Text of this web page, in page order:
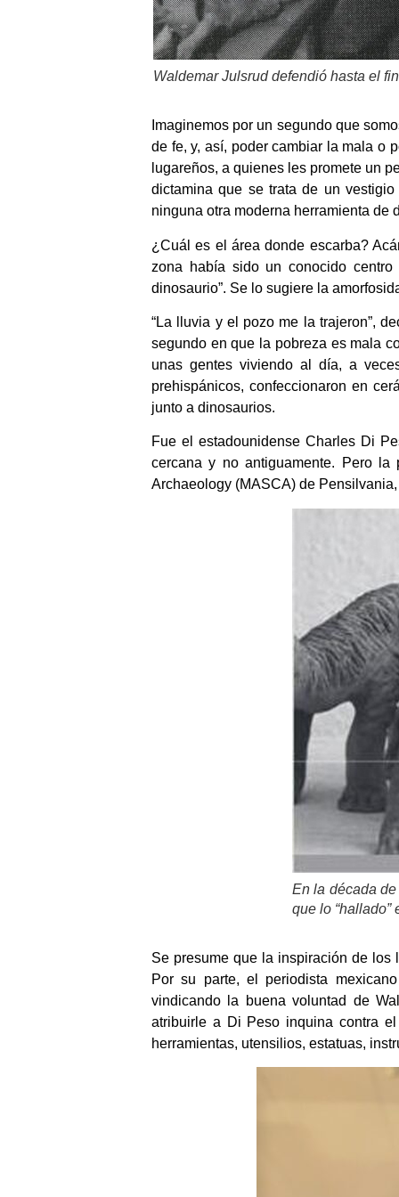
Waldemar Julsrud defendió hasta el
Imaginemos por un segundo que
de fe, y, así, poder cambiar la mala o
lugareños, a quienes les promete un
dictamina que se trata de un
ninguna otra moderna herramienta
¿Cuál es el área donde escarba?
zona había sido un conocido
dinosaurio”. Se lo sugiere la
“La lluvia y el pozo me la trajeron”,
segundo en que la pobreza es mala
unas gentes viviendo al día, a
prehispánicos, confeccionaron en
junto a dinosaurios.
Fue el estadounidense Charles Di
cercana y no antiguamente. Pero la
Archaeology (MASCA) de
En la década
que lo
Se presume que la inspiración de
Por su parte, el periodista
vindicando la buena voluntad de
atribuirle a Di Peso inquina contra
herramientas, utensilios, estatuas,